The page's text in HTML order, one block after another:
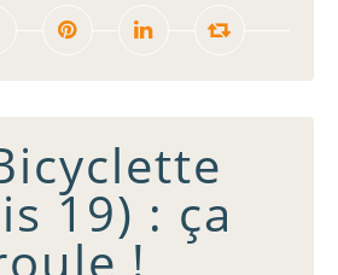
19) : ça
!